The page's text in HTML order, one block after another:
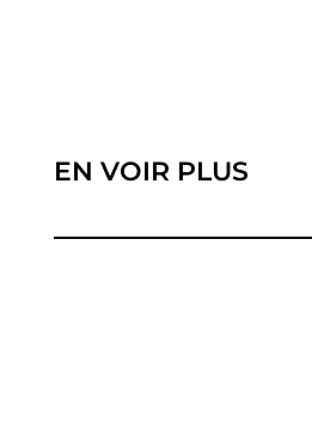
EN VOIR PLUS